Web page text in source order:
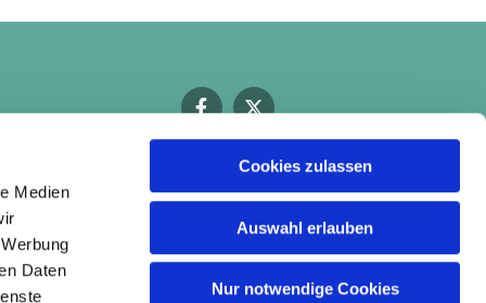
Medien
Daten
Cookies zulassen
Auswahl erlauben
Nur notwendige Cookies